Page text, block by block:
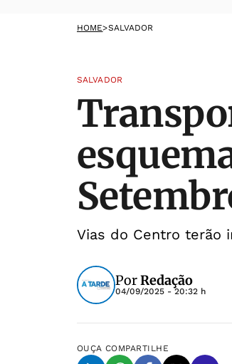
HOME>SALVADOR
SALVADOR
Vias do Centro terão
PorRedação
04/09/2025 - 20:32 h
OUÇA COMPARTILHE